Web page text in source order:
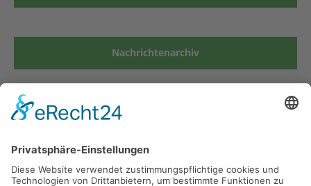
Nachrichtenarchiv